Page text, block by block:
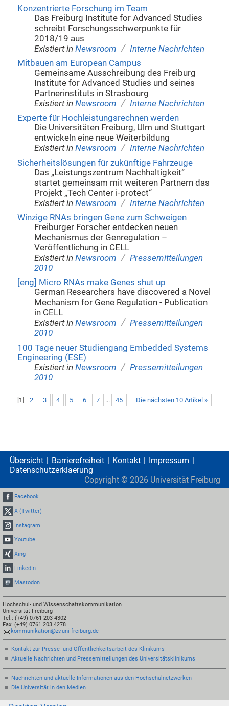
Konzentrierte Forschung im Team
Das Freiburg Institute for Advanced Studies
schreibt Forschungsschwerpunkte für
2018/19 aus
Existiert in Newsroom / Interne Nachrichten
Mitbauen am European Campus
Gemeinsame Ausschreibung des Freiburg
Institute for Advanced Studies und seines
Partnerinstituts in Strasbourg
Existiert in Newsroom / Interne Nachrichten
Experte für Hochleistungsrechnen werden
Die Universitäten Freiburg, Ulm und Stuttgart
entwickeln eine neue Weiterbildung
Existiert in Newsroom / Interne Nachrichten
Sicherheitslösungen für zukünftige Fahrzeuge
Das „Leistungszentrum Nachhaltigkeit“
startet gemeinsam mit weiteren Partnern das
Projekt „Tech Center i-protect“
Existiert in Newsroom / Interne Nachrichten
Winzige RNAs bringen Gene zum Schweigen
Freiburger Forscher entdecken neuen
Mechanismus der Genregulation –
Veröffentlichung in CELL
Existiert in Newsroom / Pressemitteilungen
2010
[eng] Micro RNAs make Genes shut up
German Researchers have discovered a Novel
Mechanism for Gene Regulation - Publication
in CELL
Existiert in Newsroom / Pressemitteilungen
2010
100 Tage neuer Studiengang Embedded Systems
Engineering (ESE)
Existiert in Newsroom / Pressemitteilungen
2010
Die nächsten 10 Artikel »
1 2 3 4 5 6 7 ... 45
Übersicht Barrierefreiheit Kontakt
Impressum
Datenschutzerklaerung
Copyright © 2026 Universität Freiburg
Facebook
X (Twitter)
Instagram
Youtube
Xing
LinkedIn
Mastodon
Hochschul- und Wissenschaftskommunikation
Universität Freiburg
Tel.: (+49) 0761 203 4302
Fax: (+49) 0761 203 4278
kommunikation@zv.uni-freiburg.de
Kontakt zur Presse- und Öffentlichkeitsarbeit des Klinikums
Aktuelle Nachrichten und Pressemitteilungen des Universitätsklinikums
Nachrichten und aktuelle Informationen aus den Hochschulnetzwerken
Die Universität in den Medien